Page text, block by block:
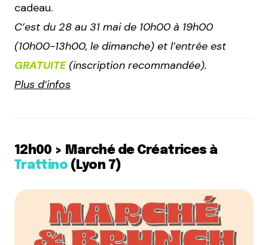
cadeau.
C’est du 28 au 31 mai de 10h00 à 19h00
(10h00-13h00, le dimanche) et l’entrée est
GRATUITE(inscription recommandée).
Plus d’infos
12h00 > Marché de Créatrices à
Trattino(Lyon 7)